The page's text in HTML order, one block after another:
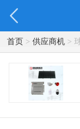
首页> 供应商机>
置全景在线